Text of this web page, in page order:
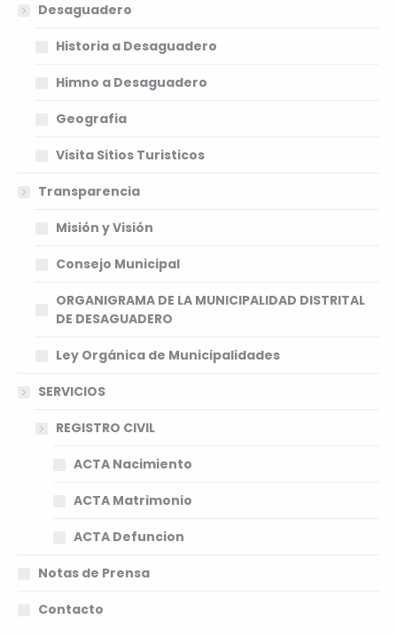
Desaguadero
Historia a Desaguadero
Himno a Desaguadero
Geografia
Visita Sitios Turisticos
Transparencia
Misión y Visión
Consejo Municipal
ORGANIGRAMA DE LA MUNICIPALIDAD DISTRITAL
DE DESAGUADERO
Ley Orgánica de Municipalidades
SERVICIOS
REGISTRO CIVIL
ACTA Nacimiento
ACTA Matrimonio
ACTA Defuncion
Notas de Prensa
Contacto